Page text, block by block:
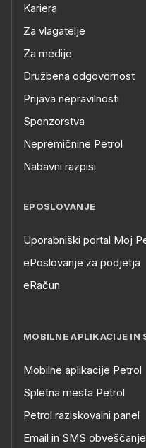
Kariera
Za vlagatelje
Za medije
Družbena odgovornost
Prijava nepravilnosti
Sponzorstva
Nepremičnine Petrol
Nabavni razpisi
EPOSLOVANJE
Uporabniški portal Moj
ePoslovanje za podjetja
eRačun
MOBILNE APLIKACIJE IN
Mobilne aplikacije Petrol
Spletna mesta Petrol
Petrol raziskovalni panel
Email in SMS obveščanje